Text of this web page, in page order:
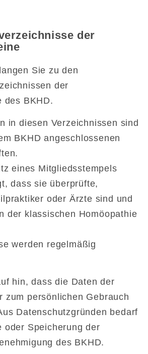
der
Sie zu den
der
des BKHD.
in diesen Verzeichnissen sind
BKHD angeschlossenen
eines Mitgliedsstempels
dass sie überprüfte,
oder Ärzte sind und
der klassischen Homöopathie
werden regelmäßig
hin, dass die Daten der
zum persönlichen Gebrauch
Datenschutzgründen bedarf
oder Speicherung der
des BKHD.